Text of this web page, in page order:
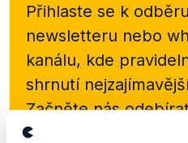
Přihlaste se k
newsletteru nebo
kanálu, kde
shrnutí
Začněte nás
přehled o tom, jaké